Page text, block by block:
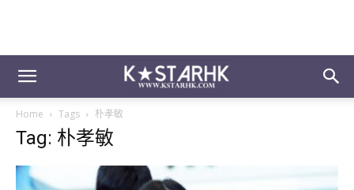
Home Tags 朴孝敏
Tag: 朴孝敏